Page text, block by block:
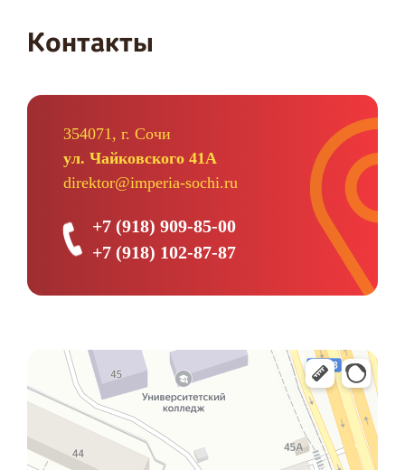
Контакты
354071, г. Сочи
ул. Чайковского 41А
direktor@imperia-sochi.ru
+7 (918) 909-85-00
+7 (918) 102-87-87